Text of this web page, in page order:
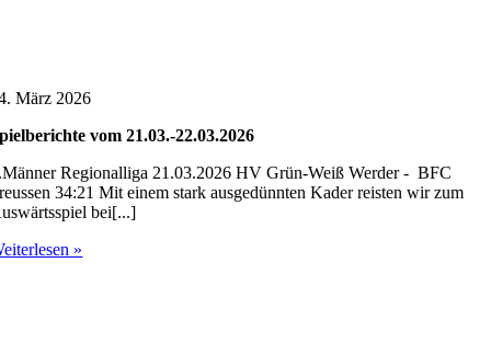
März 2026
vom 21.03.-22.03.2026
Regionalliga 21.03.2026 HV Grün-Weiß Werder - BFC
34:21 Mit einem stark ausgedünnten Kader reisten wir zum
bei[...]
»